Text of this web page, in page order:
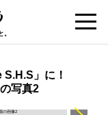
。
」に！
写真2